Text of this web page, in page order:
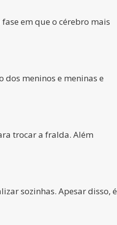
em que o cérebro mais
dos meninos e meninas e
trocar a fralda. Além
sozinhas. Apesar disso, é